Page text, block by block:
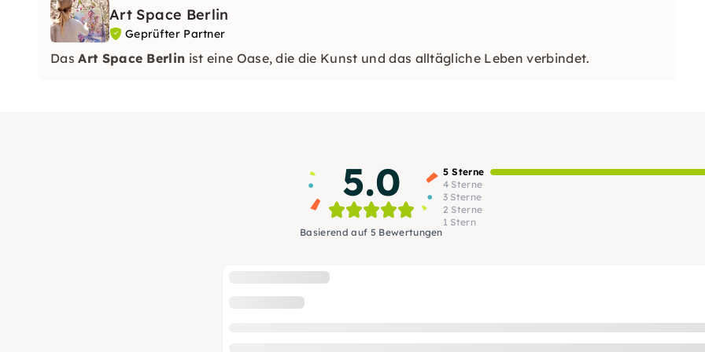
Art Space Berlin
Geprüfter Partner
DasArt Space Berlin ist eine Oase, die die Kunst und das alltägliche Leben verbindet.
5.0
Basierend auf 5 Bewertungen
5 Sterne
4 Sterne
3 Sterne
2 Sterne
1 Stern